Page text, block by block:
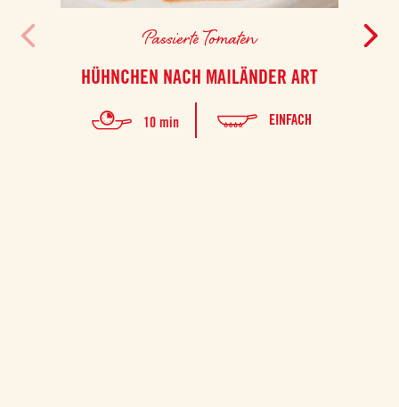
Passierte Tomaten
HÜHNCHEN NACH MAILÄNDER ART
10 min EINFACH